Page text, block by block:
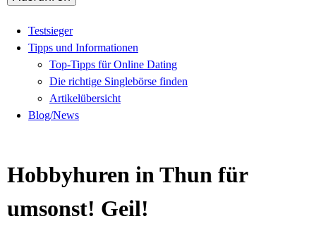
Testsieger
Tipps und Informationen
Top-Tipps für Online Dating
Die richtige Singlebörse finden
Artikelübersicht
Blog/News
Hobbyhuren in Thun für
umsonst! Geil!